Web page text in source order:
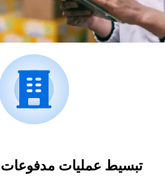
تبسيط عمليات مدفوعات